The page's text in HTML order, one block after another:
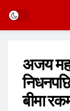
अजय
बीमा